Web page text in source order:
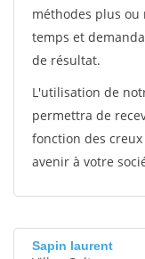
méthodes plus
temps et
de résultat.
L'utilisation de
permettra de
fonction des
avenir à votre
Sapin laurent